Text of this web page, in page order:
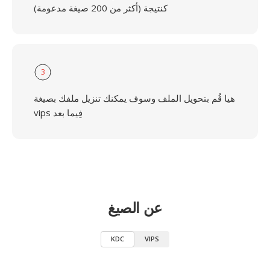
كنتيجة (أكثر من 200 صيغة مدعومة)
3
هيا قُم بتحويل الملف وسوف يمكنك تنزيل ملفك بصيغة
vips فِيما بعد
عن الصيغ
KDC VIPS